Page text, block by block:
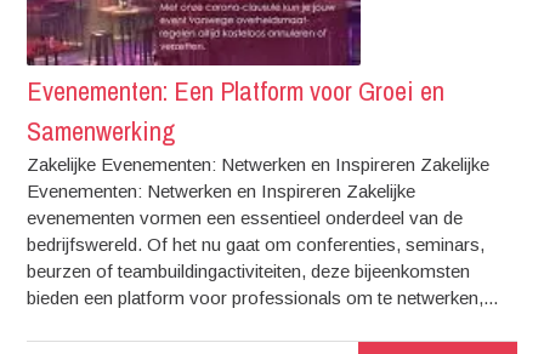
Evenementen: Een Platform voor Groei en
Samenwerking
Zakelijke Evenementen: Netwerken en Inspireren Zakelijke
Evenementen: Netwerken en Inspireren Zakelijke
evenementen vormen een essentieel onderdeel van de
bedrijfswereld. Of het nu gaat om conferenties, seminars,
beurzen of teambuildingactiviteiten, deze bijeenkomsten
bieden een platform voor professionals om te netwerken,...